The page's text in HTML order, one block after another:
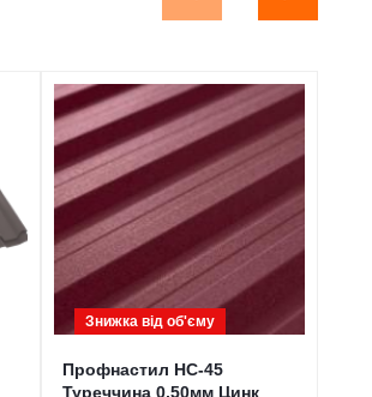
Знижка від обʹєму
Профнастил НС-45
Туреччина 0,50мм Цинк